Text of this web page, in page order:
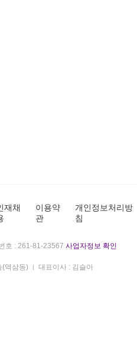
재채
이용약
관
개인정보처리방
침
호 : 261-81-23567 사업자정보 확인
(역삼동)
대표이사 : 김슬아